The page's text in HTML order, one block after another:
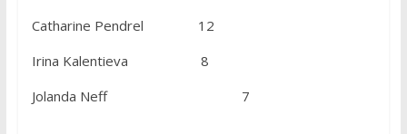
Catharine Pendrel 12
Irina Kalentieva 8
Jolanda Neff 7